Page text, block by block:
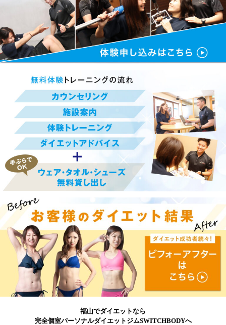
福山でダイエットなら
完全個室パーソナルダイエットジムSWITCHBODYへ